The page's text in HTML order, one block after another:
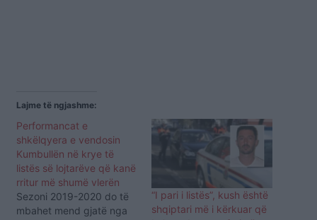
Lajme të ngjashme:
Performancat e
shkëlqyera e vendosin
Kumbullën në krye të
listës së lojtarëve që kanë
rritur më shumë vlerën
Sezoni 2019-2020 do të
mbahet mend gjatë nga
“I pari i listës”, kush është
shqiptari më i kërkuar që